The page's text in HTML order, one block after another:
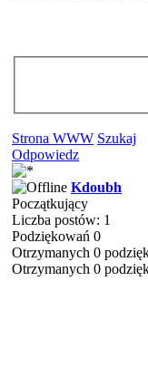
Strona WWW Szukaj
Odpowiedz
Kdoubh
Początkujący
Liczba postów: 1
Podziękowań 0
Otrzymanych 0
Otrzymanych 0